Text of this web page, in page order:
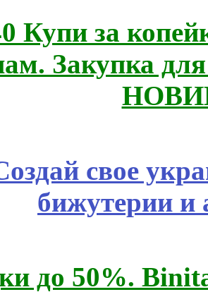
Купи за
Закупка
свое
бижутерии и
до 50%.